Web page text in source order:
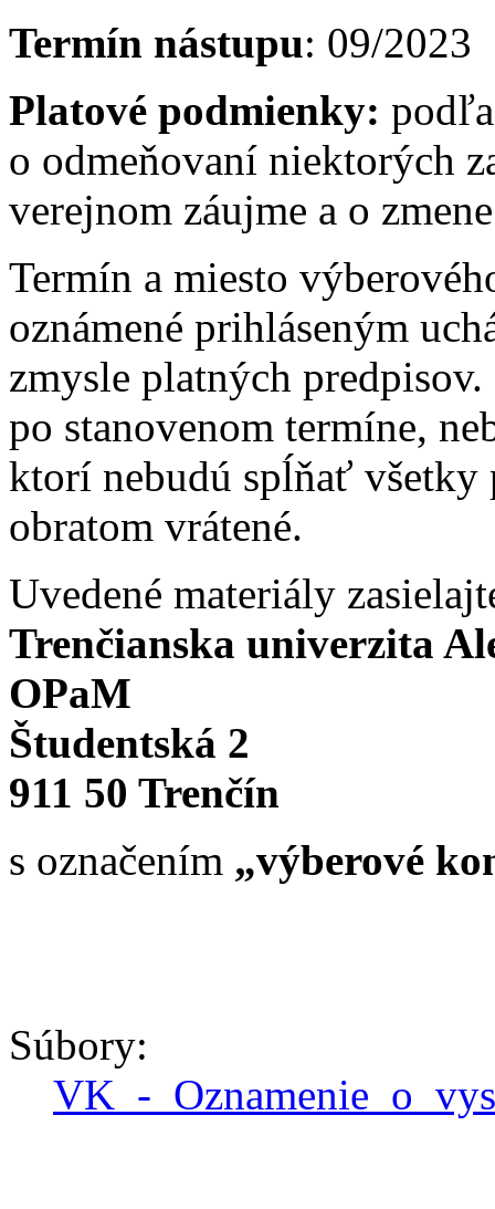
Termín nástupu: 09/2023
Platové podmienky:
o odmeňovaní niektorých
verejnom záujme a o
Termín a miesto
oznámené prihláseným
zmysle platných
po stanovenom termíne,
ktorí nebudú spĺňať
obratom vrátené.
Uvedené materiály
Trenčianska univerzita
OPaM
Študentská 2
911 50 Trenčín
s označením „výberové
Súbory:
VK_-